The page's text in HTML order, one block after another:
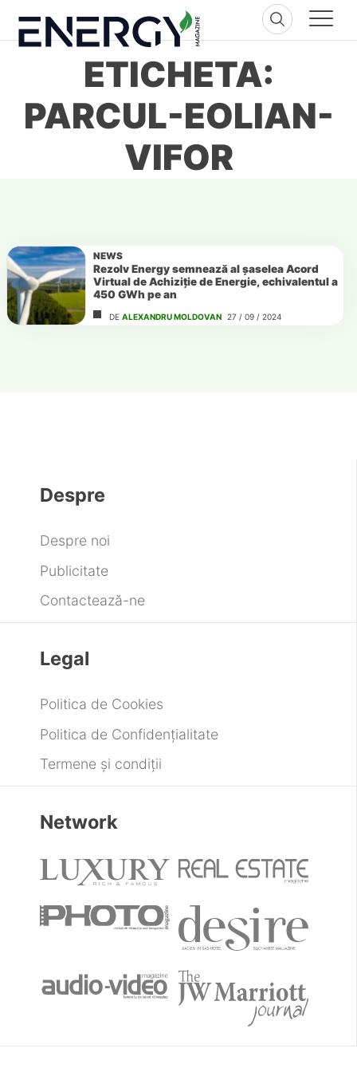
content
ETICHETA:
PARCUL-EOLIAN-
VIFOR
NEWS
Rezolv Energy semnează al șaselea Acord
Virtual de Achiziție de Energie, echivalentul a
450 GWh pe an
DE ALEXANDRU MOLDOVAN 27 / 09 / 2024
Despre
Despre noi
Publicitate
Contactează-ne
Legal
Politica de Cookies
Politica de Confidențialitate
Termene și condiții
Network